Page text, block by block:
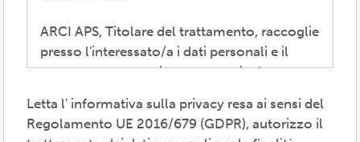
ARCI APS, Titolare del trattamento, raccoglie
presso l'interessato/a i dati personali e il
consenso necessari per consentire la
perseguire i valori propri del movimento
ARCI e affermati negli atti associativi
Letta l' informativa sulla privacy resa ai sensi del
Regolamento UE 2016/679 (GDPR), autorizzo il